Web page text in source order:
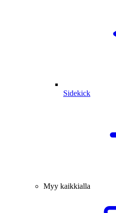
Sidekick
Myy kaikkialla